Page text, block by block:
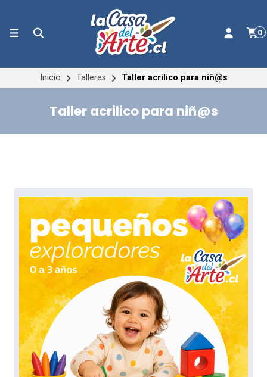
0
Inicio Talleres Taller acrilico para niñ@s
Taller acrilico para niñ@s